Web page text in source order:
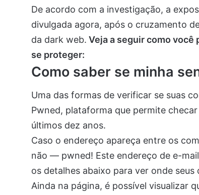
De acordo com a investigação, a
divulgada agora, após o cruzamento
da dark web. Veja a seguir como
se proteger:
Como saber se minha
Uma das formas de verificar se suas
Pwned, plataforma que permite
últimos dez anos.
Caso o endereço apareça entre os
não — pwned! Este endereço de e-
os detalhes abaixo para ver onde seus
Ainda na página, é possível visualizar